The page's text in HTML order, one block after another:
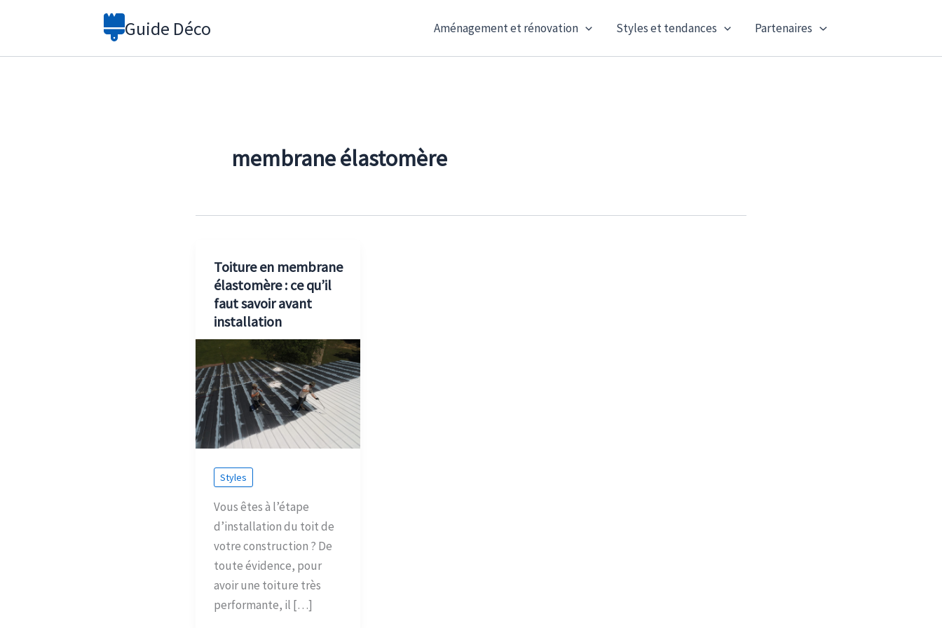
Guide Déco Aménagement et rénovation Styles et tendances Partenaires
membrane élastomère
Toiture en membrane
élastomère : ce qu’il
faut savoir avant
installation
Styles
Vous êtes à l’étape
d’installation du toit de
votre construction ? De
toute évidence, pour
avoir une toiture très
performante, il […]